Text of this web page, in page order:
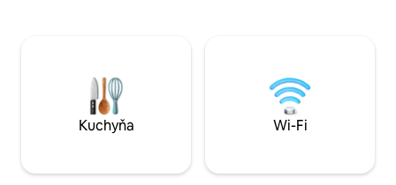
bezpečnosť ➕ 7-Eleven len jedno blok
najlepšie hodnoteným Scuba Life
Cozumel. Len pre osoby staršie ako
bezpečný a
bez nadmerných
tu žije už viac ako
miestni.
Kuchyňa Wi-Fi